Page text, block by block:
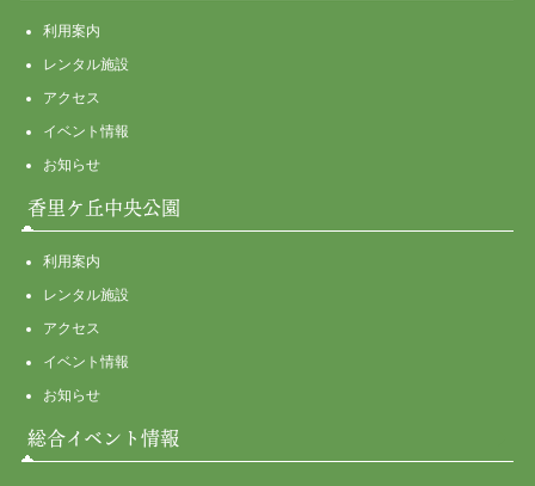
利用案内
レンタル施設
アクセス
イベント情報
お知らせ
香里ケ丘中央公園
利用案内
レンタル施設
アクセス
イベント情報
お知らせ
総合イベント情報